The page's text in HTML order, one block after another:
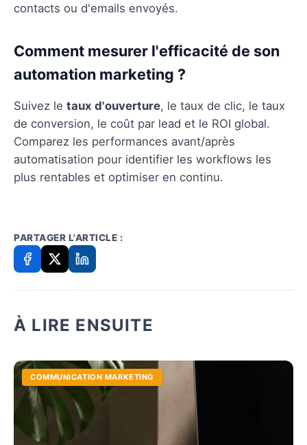
contacts ou d'emails envoyés.
Comment mesurer l'efficacité de son
automation marketing ?
Suivez le taux d'ouverture, le taux de clic, le taux
de conversion, le coût par lead et le ROI global.
Comparez les performances avant/après
automatisation pour identifier les workflows les
plus rentables et optimiser en continu.
PARTAGER L'ARTICLE :
À LIRE ENSUITE
COMMUNICATION MARKETING